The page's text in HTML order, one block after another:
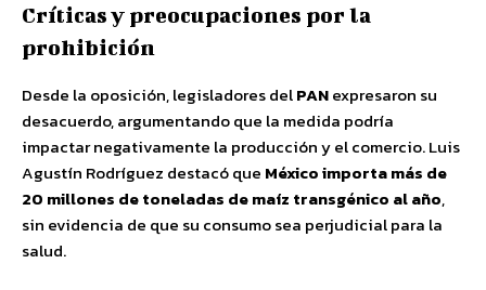
Críticas y preocupaciones por la
prohibición
Desde la oposición, legisladores delPANexpresaron su
desacuerdo, argumentando que la medida podría
impactar negativamente la producción y el comercio. Luis
Agustín Rodríguez destacó que México importa más de
20 millones de toneladas de maíz transgénico al año,
sin evidencia de que su consumo sea perjudicial para la
salud.